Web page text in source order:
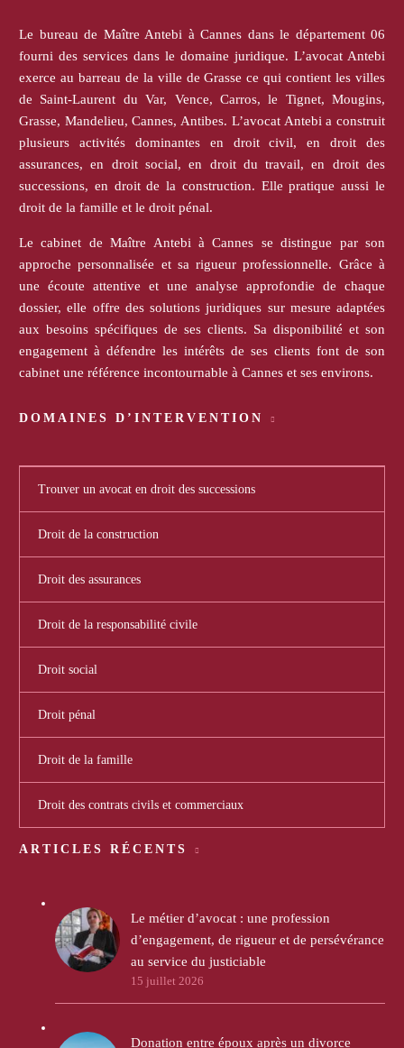
Le bureau de Maître Antebi à Cannes dans le département 06
fourni des services dans le domaine juridique. L’avocat Antebi
exerce au barreau de la ville de Grasse ce qui contient les villes
de Saint-Laurent du Var, Vence, Carros, le Tignet, Mougins,
Grasse, Mandelieu, Cannes, Antibes. L’avocat Antebi a construit
plusieurs activités dominantes en droit civil, en droit des
assurances, en droit social, en droit du travail, en droit des
successions, en droit de la construction. Elle pratique aussi le
droit de la famille et le droit pénal.
Le cabinet de Maître Antebi à Cannes se distingue par son
approche personnalisée et sa rigueur professionnelle. Grâce à
une écoute attentive et une analyse approfondie de chaque
dossier, elle offre des solutions juridiques sur mesure adaptées
aux besoins spécifiques de ses clients. Sa disponibilité et son
engagement à défendre les intérêts de ses clients font de son
cabinet une référence incontournable à Cannes et ses environs.
DOMAINES D’INTERVENTION
Trouver un avocat en droit des successions
Droit de la construction
Droit des assurances
Droit de la responsabilité civile
Droit social
Droit pénal
Droit de la famille
Droit des contrats civils et commerciaux
ARTICLES RÉCENTS
Le métier d’avocat : une profession
d’engagement, de rigueur et de persévérance
au service du justiciable
15 juillet 2026
Donation entre époux après un divorce